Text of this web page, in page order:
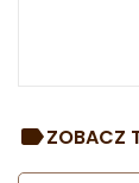
ZOBACZ